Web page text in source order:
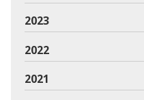
2023
2022
2021